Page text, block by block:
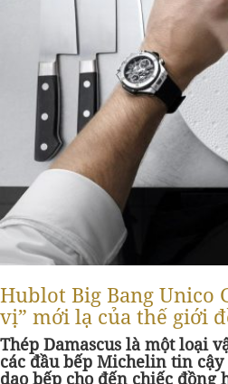
Hublot Big Bang Unico
vị” mới lạ của thế giới
Thép Damascus là một loại
các đầu bếp Michelin tin
dao bếp cho đến chiếc đồng